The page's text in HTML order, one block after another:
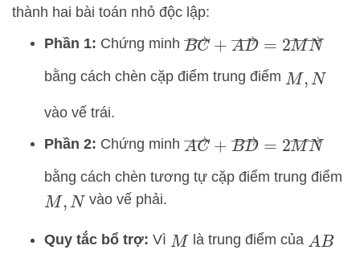
thành hai bài toán nhỏ độc lập:
Phần 1: Chứng minh BC→ +AD → =2MN
bằng cách chèn cặp điểm trung điểm M,N
vào vế trái.
Phần 2: Chứng minh AC→ +BD → =2MN
bằng cách chèn tương tự cặp điểm trung điểm
M,N vào vế phải.
Quy tắc bổ trợ: Vì M là trung điểm của AB